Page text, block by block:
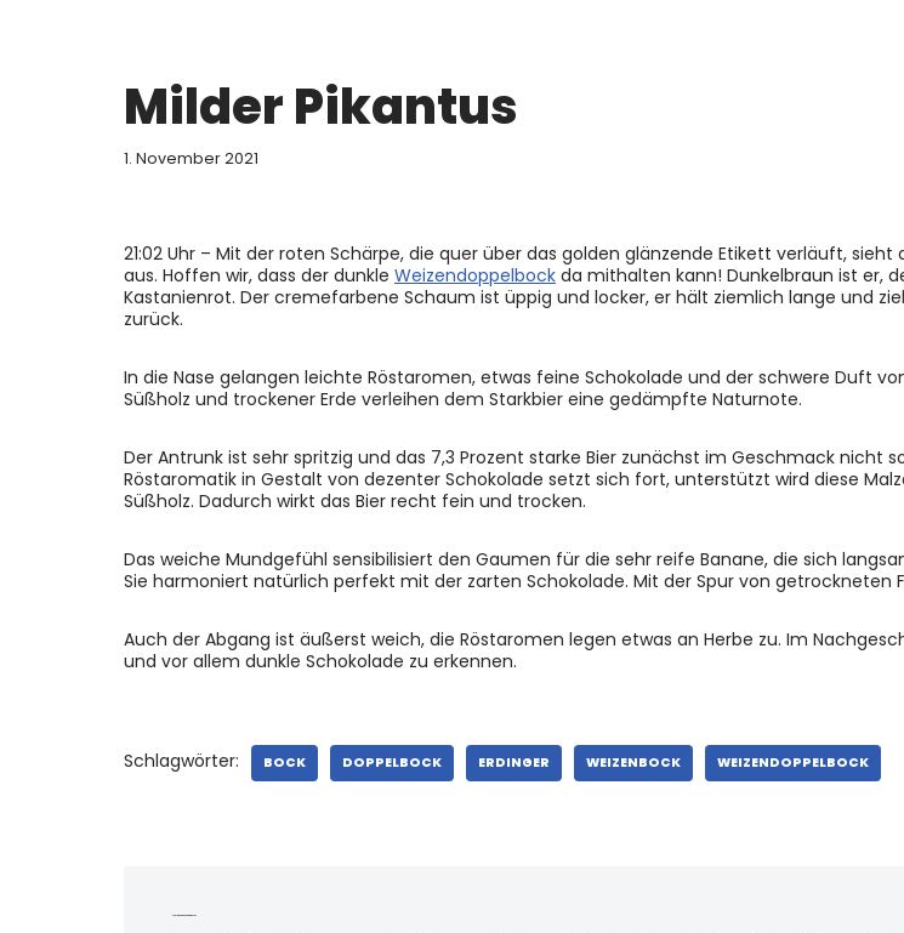
Milder Pikantus
1. November 2021
21:02 Uhr – Mit der roten Schärpe, die quer über das golden glänzende Etikett verläuft, sieht
aus. Hoffen wir, dass der dunkle Weizendoppelbock da mithalten kann! Dunkelbraun ist er,
Kastanienrot. Der cremefarbene Schaum ist üppig und locker, er hält ziemlich lange und
zurück.
In die Nase gelangen leichte Röstaromen, etwas feine Schokolade und der schwere Duft
Süßholz und trockener Erde verleihen dem Starkbier eine gedämpfte Naturnote.
Der Antrunk ist sehr spritzig und das 7,3 Prozent starke Bier zunächst im Geschmack nicht
Röstaromatik in Gestalt von dezenter Schokolade setzt sich fort, unterstützt wird diese
Süßholz. Dadurch wirkt das Bier recht fein und trocken.
Das weiche Mundgefühl sensibilisiert den Gaumen für die sehr reife Banane, die sich
Sie harmoniert natürlich perfekt mit der zarten Schokolade. Mit der Spur von getrockneten
Auch der Abgang ist äußerst weich, die Röstaromen legen etwas an Herbe zu. Im
und vor allem dunkle Schokolade zu erkennen.
Schlagwörter: BOCK DOPPELBOCK ERDINGER WEIZENBOCK WEIZENDOPPELBOCK